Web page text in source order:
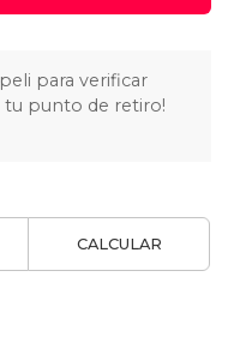
para verificar
tu punto de retiro!
CALCULAR